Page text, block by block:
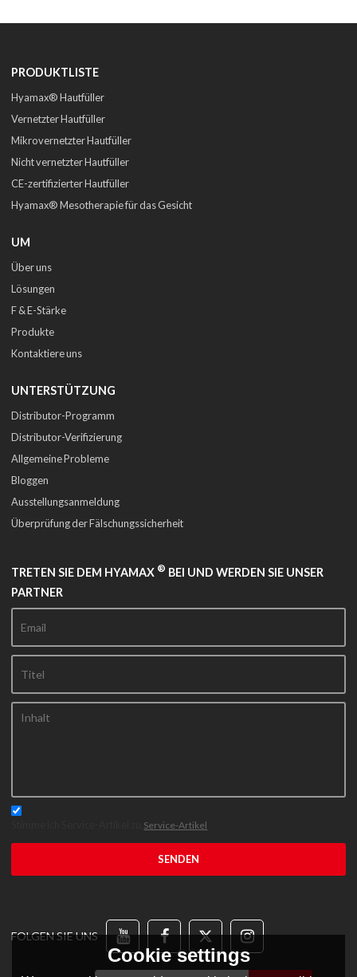
PRODUKTLISTE
Hyamax® Hautfüller
Vernetzter Hautfüller
Mikrovernetzter Hautfüller
Nicht vernetzter Hautfüller
CE-zertifizierter Hautfüller
Hyamax® Mesotherapie für das Gesicht
UM
Über uns
Lösungen
F & E-Stärke
Produkte
Kontaktiere uns
UNTERSTÜTZUNG
Distributor-Programm
Distributor-Verifizierung
Allgemeine Probleme
Bloggen
Ausstellungsanmeldung
Überprüfung der Fälschungssicherheit
TRETEN SIE DEM HYAMAX ® BEI UND WERDEN SIE UNSER
PARTNER
Service-Artikel
SENDEN
FOLGEN SIE UNS
Cookie settings